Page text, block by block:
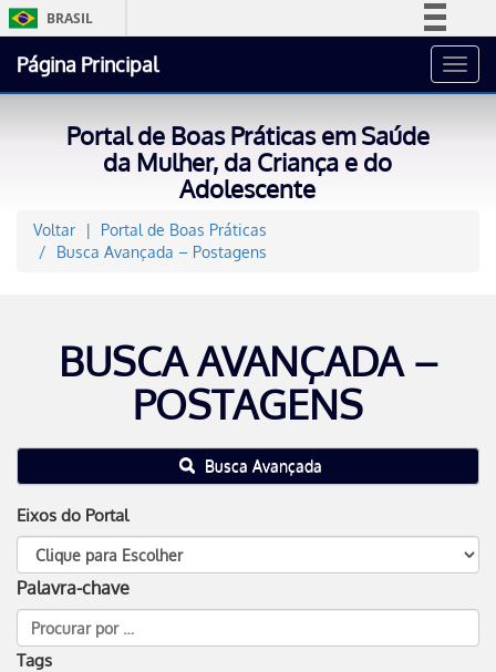
BRASIL
Acesso à informação
Página Principal
Portal de Boas Práticas em Saúde
da Mulher, da Criança e do
Adolescente
Voltar
Portal de Boas Práticas
Busca Avançada – Postagens
BUSCA AVANÇADA –
POSTAGENS
Busca Avançada
Eixos do Portal
Palavra-chave
Tags